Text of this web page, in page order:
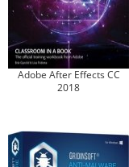
Adobe After Effects CC
2018